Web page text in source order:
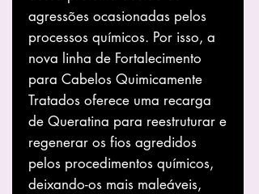
agressões ocasionadas pelos
processos químicos. Por isso, a
nova linha de Fortalecimento
para Cabelos Quimicamente
Tratados oferece uma recarga
de Queratina para reestruturar e
regenerar os fios agredidos
pelos procedimentos químicos,
deixando-os mais maleáveis,